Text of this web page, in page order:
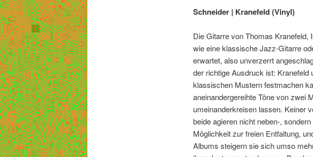
Schneider | Kranefeld (Vinyl)
Die Gitarre von Thomas
wie eine klassische Jazz-Gitarre
erwartet, also unverzerrt
der richtige Ausdruck ist:
klassischen Mustern festmachen
aneinandergereihte Töne von zwei
umeinanderkreisen lassen. Keiner
beide agieren nicht neben-,
Möglichkeit zur freien Entfaltung,
Albums steigern sie sich umso